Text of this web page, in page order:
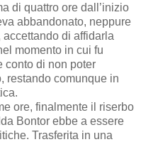
di quattro ore dall’inizio
abbandonato, neppure
di affidarla
momento in cui fu
conto di non poter
restando comunque in
ore, finalmente il riserbo
Bontor ebbe a essere
Trasferita in una